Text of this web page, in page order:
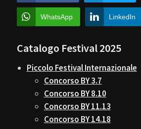
WhatsApp LinkedIn
Catalogo Festival 2025
Piccolo Festival Internazionale
Concorso BY 3.7
Concorso BY 8.10
Concorso BY 11.13
Concorso BY 14.18